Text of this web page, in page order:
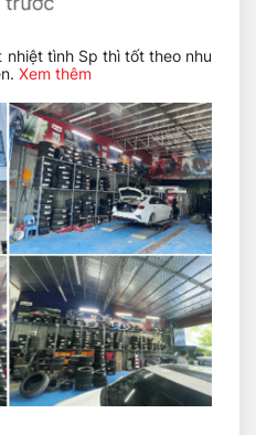
Nhật Bản với công nghệ
đặc biệt được tối ưu hóa
cho mọi điều kiện khí hậu
được bảo hành chính hãng
Qua đó đảm bảo an
trong quá trình sử dụng.
nghiệp sẵn sàng hỗ trợ
cách tinh chỉnh phù hợp
việc nâng cấp hiệu
PAJERO ( V83, V87, V93 )
hiệu quả hơn bao giờ hết.
lái xe tuyệt vời, sản
và tin cậy trên mọi loại địa
Tein EnduraPro Plus ngay
khác biệt!
nhiệt tình Sp thì tốt theo nhu
Xem thêm